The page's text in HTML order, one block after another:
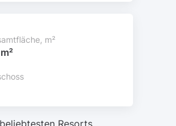
m²
Resorts